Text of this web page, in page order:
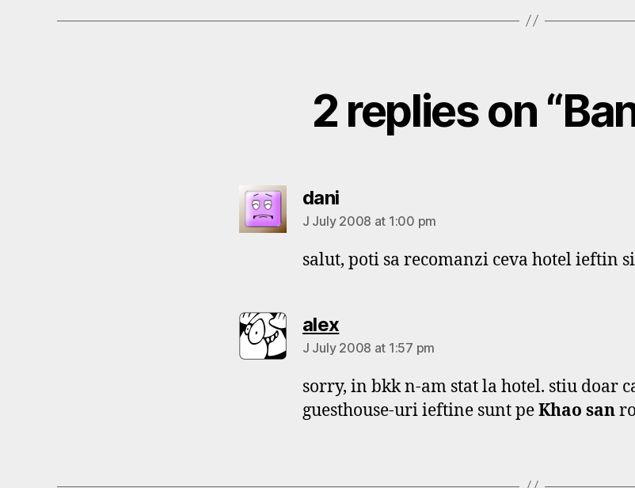
2 replies on
danisays:
J July 2008 at 1:00 pm
salut, poti sa recomanzi ceva hotel ieftin
alexsays:
J July 2008 at 1:57 pm
sorry, in bkk n-am stat la hotel. stiu doar
guesthouse-uri ieftine sunt peKhao san